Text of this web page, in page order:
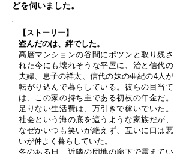
どを伺いました。
【ストーリー】
盗んだのは、絆でした。
高層マンションの谷間にポツンと取り残さ
れた今にも壊れそうな平屋に、治と信代の
夫婦、息子の祥太、信代の妹の亜紀の4人が
転がり込んで暮らしている。彼らの目当て
は、この家の持ち主である初枝の年金だ。
足りない生活費は、万引きで稼いでいた。
社会という海の底を這うような家族だが、
なぜかいつも笑いが絶えず、互いに口は悪
いが仲よく暮らしていた。
冬のある日、近隣の団地の廊下で震えてい